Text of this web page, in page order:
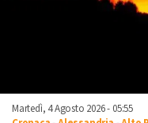
Martedì, 4 Agosto 2026 - 05:55